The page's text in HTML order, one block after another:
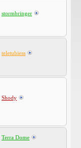
stormbringer
teletubiess
Shody
Terra Dome